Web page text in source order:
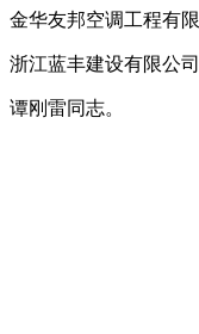
金华友邦空调工程有限
浙江蓝丰建设有限公司
谭刚雷同志。
浙江省
2013